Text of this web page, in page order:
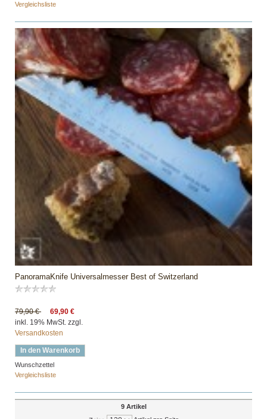
Vergleichsliste
PanoramaKnife Universalmesser Best of Switzerland
79,90 €
69,90 €
inkl. 19% MwSt. zzgl.
Versandkosten
In den Warenkorb
Wunschzettel
Vergleichsliste
9 Artikel